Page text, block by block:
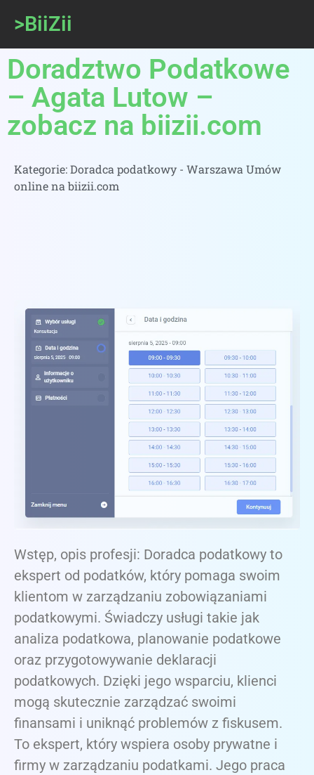
>BiiZii
Doradztwo Podatkowe
– Agata Lutow –
zobacz na biizii.com
Kategorie:Doradca podatkowy - Warszawa Umów
online na biizii.com
Wstęp, opis profesji: Doradca podatkowy to
ekspert od podatków, który pomaga swoim
klientom w zarządzaniu zobowiązaniami
podatkowymi. Świadczy usługi takie jak
analiza podatkowa, planowanie podatkowe
oraz przygotowywanie deklaracji
podatkowych. Dzięki jego wsparciu, klienci
mogą skutecznie zarządzać swoimi
finansami i uniknąć problemów z fiskusem.
To ekspert, który wspiera osoby prywatne i
firmy w zarządzaniu podatkami. Jego praca